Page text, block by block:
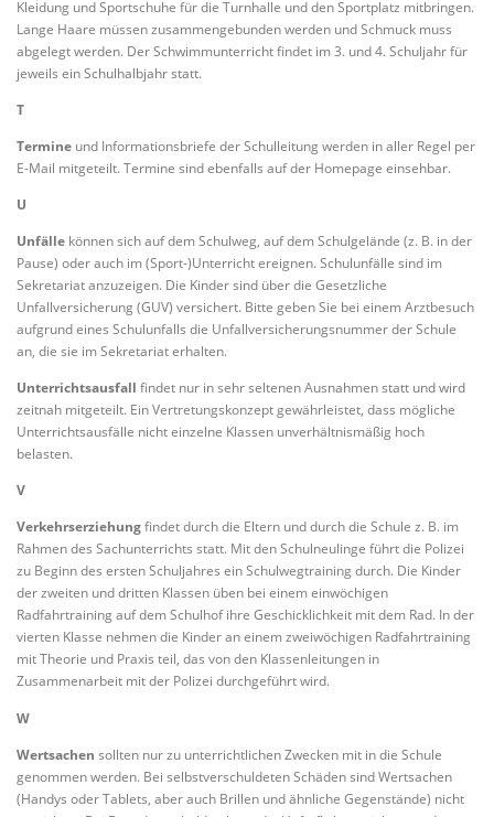
Kleidung und Sportschuhe für die Turnhalle und den Sportplatz mitbringen.
Lange Haare müssen zusammengebunden werden und Schmuck muss
abgelegt werden. Der Schwimmunterricht findet im 3. und 4. Schuljahr für
jeweils ein Schulhalbjahr statt.
T
Termine und Informationsbriefe der Schulleitung werden in aller Regel per
E-Mail mitgeteilt. Termine sind ebenfalls auf der Homepage einsehbar.
U
Unfälle können sich auf dem Schulweg, auf dem Schulgelände (z. B. in der
Pause) oder auch im (Sport-)Unterricht ereignen. Schulunfälle sind im
Sekretariat anzuzeigen. Die Kinder sind über die Gesetzliche
Unfallversicherung (GUV) versichert. Bitte geben Sie bei einem Arztbesuch
aufgrund eines Schulunfalls die Unfallversicherungsnummer der Schule
an, die sie im Sekretariat erhalten.
Unterrichtsausfall findet nur in sehr seltenen Ausnahmen statt und wird
zeitnah mitgeteilt. Ein Vertretungskonzept gewährleistet, dass mögliche
Unterrichtsausfälle nicht einzelne Klassen unverhältnismäßig hoch
belasten.
V
Verkehrserziehungfindet durch die Eltern und durch die Schule z. B. im
Rahmen des Sachunterrichts statt. Mit den Schulneulinge führt die Polizei
zu Beginn des ersten Schuljahres ein Schulwegtraining durch. Die Kinder
der zweiten und dritten Klassen üben bei einem einwöchigen
Radfahrtraining auf dem Schulhof ihre Geschicklichkeit mit dem Rad. In der
vierten Klasse nehmen die Kinder an einem zweiwöchigen Radfahrtraining
mit Theorie und Praxis teil, das von den Klassenleitungen in
Zusammenarbeit mit der Polizei durchgeführt wird.
W
Wertsachen sollten nur zu unterrichtlichen Zwecken mit in die Schule
genommen werden. Bei selbstverschuldeten Schäden sind Wertsachen
(Handys oder Tablets, aber auch Brillen und ähnliche Gegenstände) nicht